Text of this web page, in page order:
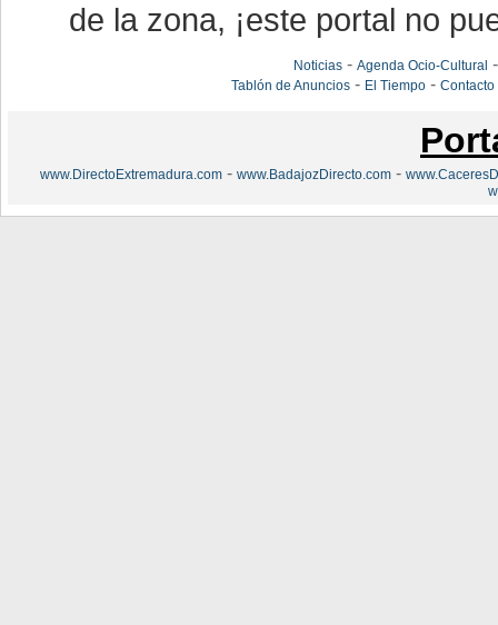
de la zona, ¡este portal no
Noticias- Agenda Ocio-Cultural
Tablón de Anuncios- El Tiempo- Contacto
www.DirectoExtremadura.com - www.BadajozDirecto.com -